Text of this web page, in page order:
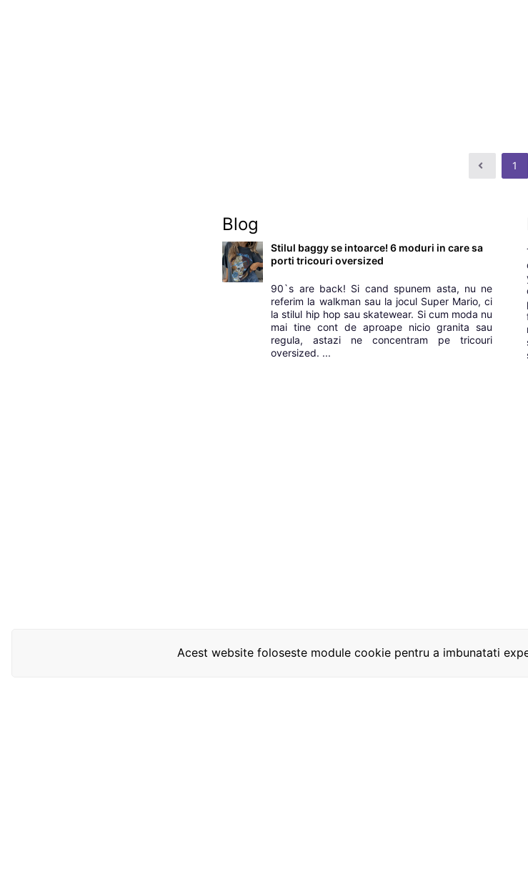
Acest website foloseste module cookie pentru a imbunatati
1
Blog
Stilul baggy se intoarce! 6 moduri in care sa
porti tricouri oversized
90`s are back! Si cand spunem asta, nu ne
referim la walkman sau la jocul Super Mario, ci
la stilul hip hop sau skatewear. Si cum moda nu
mai tine cont de aproape nicio granita sau
regula, astazi ne concentram pe tricouri
oversized. ...